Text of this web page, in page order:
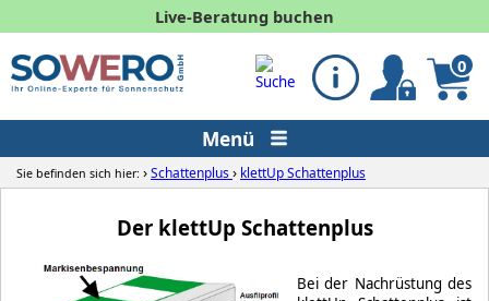
Live-Beratung buchen
0
Menü
Sie befinden sich hier: ›Schattenplus› klettUp Schattenplus
Der klettUp Schattenplus
Bei der Nachrüstung des